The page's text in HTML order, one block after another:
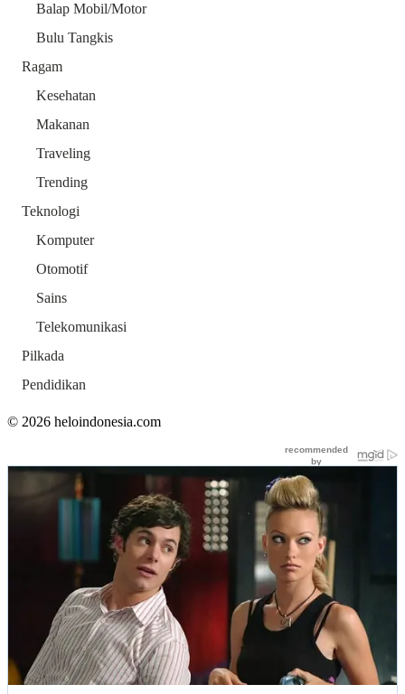
Balap Mobil/Motor
Bulu Tangkis
Ragam
Kesehatan
Makanan
Traveling
Trending
Teknologi
Komputer
Otomotif
Sains
Telekomunikasi
Pilkada
Pendidikan
© 2026 heloindonesia.com